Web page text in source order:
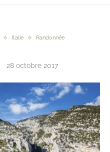
Italie Randonnée
28 octobre 2017